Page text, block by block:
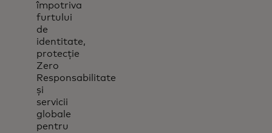
împotriva
furtului
de
identitate,
protecție
Zero
Responsabilitate
și
servicii
globale
pentru